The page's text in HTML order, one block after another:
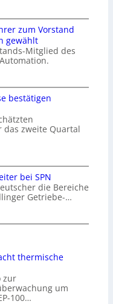
zum Vorstand
gewählt
Mitglied des
bestätigen
das zweite Quartal
bei SPN
die Bereiche
Getriebe-…
thermische
zur
um
100…